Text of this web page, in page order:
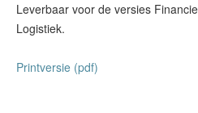
Leverbaar voor de versies
Logistiek.
Printversie (pdf)